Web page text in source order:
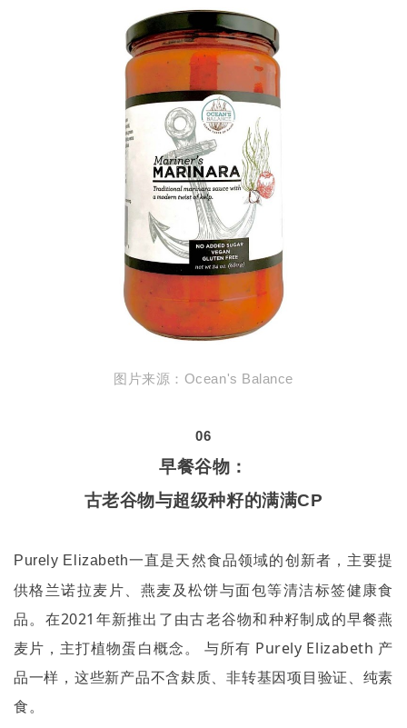
图片来源： Ocean's Balance
06
早餐谷物：
古老谷物与超级种籽的满满CP
Purely Elizabeth一直是天然食品领域的创新者，主要提
供格兰诺拉麦片、燕麦及松饼与面包等清洁标签健康食
品。在2021 年新推出了由古老谷物和种籽制成的早餐燕
麦片，主打植物蛋白概念。 与所有 Purely Elizabeth 产
品一样，这些新产品不含麸质、非转基因项目验证、纯素
食。